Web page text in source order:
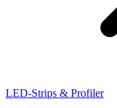
LED-Strips & Profiler